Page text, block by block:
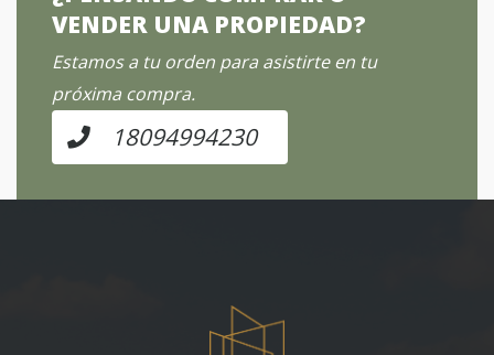
VENDER UNA PROPIEDAD?
Estamos a tu orden para asistirte en tu
próxima compra.
18094994230